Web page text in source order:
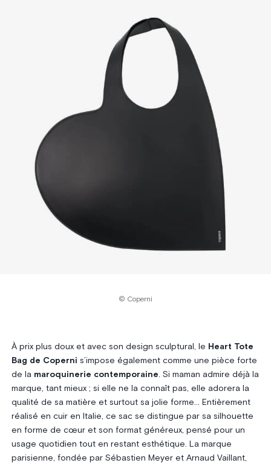
© Coperni
À prix plus doux et avec son design sculptural, le Heart Tote
Bag de Coperni s’impose également comme une pièce forte
de la maroquinerie contemporaine . Si maman admire déjà la
marque, tant mieux ; si elle ne la connaît pas, elle adorera la
qualité de sa matière et surtout sa jolie forme… Entièrement
réalisé en cuir en Italie, ce sac se distingue par sa silhouette
en forme de cœur et son format généreux, pensé pour un
usage quotidien tout en restant esthétique. La marque
parisienne, fondée par Sébastien Meyer et Arnaud Vaillant,